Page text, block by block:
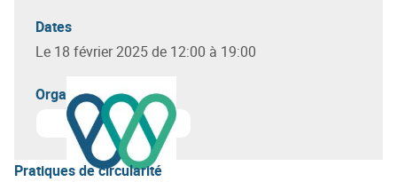
Dates
Le 18 février 2025 de 12:00 à 19:00
Organisateur(s)
En savoir plus sur Circular Wallonia
Pratiques de circularité